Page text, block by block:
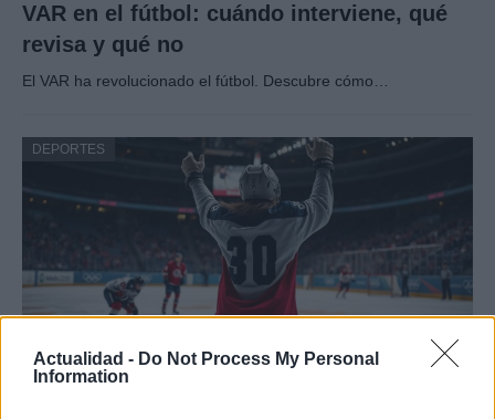
Actualidad - Do Not Process My Personal
Information
VAR en el fútbol: cuándo interviene, qué
revisa y qué no
El VAR ha revolucionado el fútbol. Descubre cómo…
DEPORTES